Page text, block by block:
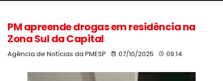
PM apreende drogas em residência na
Zona Sul da Capital
Agência de Notícias da PMESP 07/10/2025 09:14